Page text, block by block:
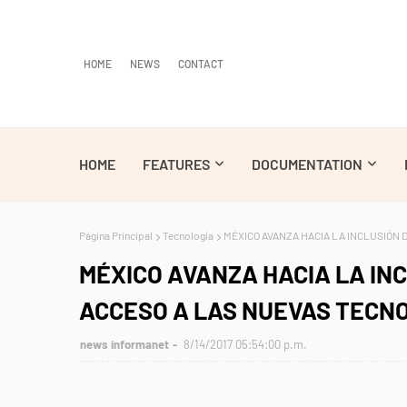
HOME NEWS CONTACT
HOME FEATURES DOCUMENTATION
Página Principal Tecnología MÉXICO AVANZA HACIA LA INCLUSIÓN
MÉXICO AVANZA HACIA LA
ACCESO A LAS NUEVAS
news informanet 8/14/2017 05:54:00 p.m.